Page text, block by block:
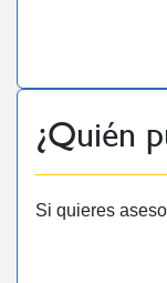
¿Quién
Si quieres